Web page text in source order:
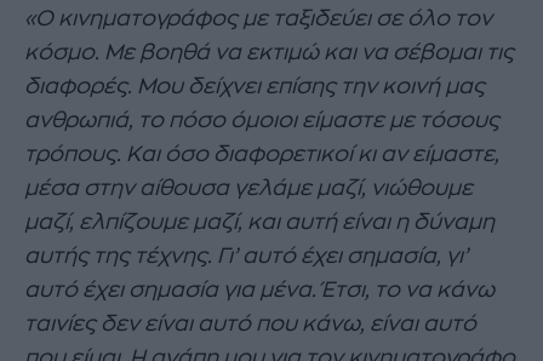
«Ο κινηματογράφος με ταξιδεύει σε όλο τον
κόσμο. Με βοηθά να εκτιμώ και να σέβομαι τις
διαφορές. Μου δείχνει επίσης την κοινή μας
ανθρωπιά, το πόσο όμοιοι είμαστε με τόσους
τρόπους. Και όσο διαφορετικοί κι αν είμαστε,
μέσα στην αίθουσα γελάμε μαζί, νιώθουμε
μαζί, ελπίζουμε μαζί, και αυτή είναι η δύναμη
αυτής της τέχνης. Γι’ αυτό έχει σημασία, γι’
αυτό έχει σημασία για μένα. Έτσι, το να κάνω
ταινίες δεν είναι αυτό που κάνω, είναι αυτό